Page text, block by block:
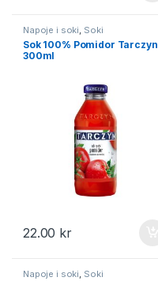
Napoje i soki, Soki
Sok 100% Pomidor Tarczyn
300ml
22.00 kr
Napoje i soki, Soki